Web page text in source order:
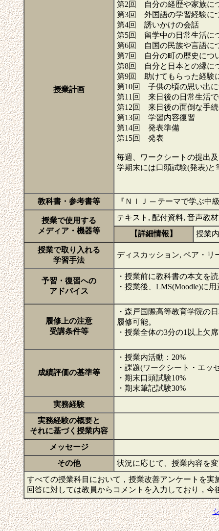
授業計画
第2回 自分の経歴や家族に
第3回 外国語の学習経験に
第4回 誘いかけの会話
第5回 留学中の日常生活に
第6回 自国の民族や言語に
第7回 自分の町の歴史につ
第8回 自分と日本との縁に
第9回 助けてもらった経験
第10回 子供の頃の思い出
第11回 来日後の日常生活
第12回 来日後の面倒な手
第13回 学習内容復習
第14回 発表準備
第15回 発表
毎週、ワークシートの提出
学期末には口頭試験(発表)と
教科書・参考書等 『ＮＩＪ ─ テーマで学ぶ中
授業で使用する
メディア・機器等
テキスト, 配付資料, 音声教材
【詳細情報】
授業
授業で取り入れる
学習手法
ディスカッション, ペア・リ
予習・復習への
アドバイス
・授業前に教科書の本文を
・授業後、LMS(Moodle)に
履修上の注意
受講条件等
・森戸国際高等教育学院の
履修可能。
・授業全体の3分の1以上欠
成績評価の基準等
・授業内活動：20%
・課題(ワークシート・エッ
・期末口頭試験10%
・期末筆記試験30%
実務経験
実務経験の概要と
それに基づく授業内容
メッセージ
その他
状況に応じて、授業内容を
すべての授業科目において，授業改善アンケートを
回答に対しては教員からコメントを入力しており，